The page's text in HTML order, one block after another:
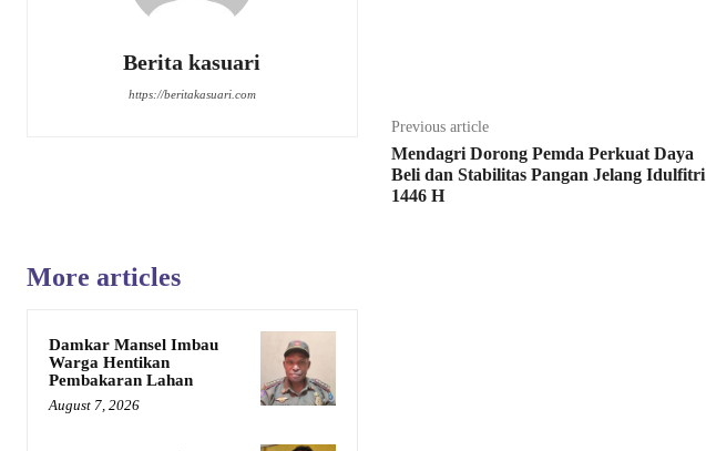
Berita kasuari
https://beritakasuari.com
Previous article
Mendagri Dorong Pemda Perkuat Daya
Beli dan Stabilitas Pangan Jelang Idulfitri
1446 H
More articles
Damkar Mansel Imbau
Warga Hentikan
Pembakaran Lahan
August 7, 2026